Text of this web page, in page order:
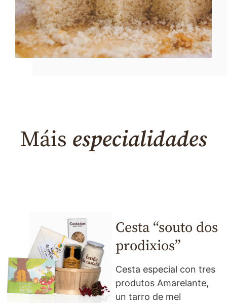
Máis especialidades
Cesta “souto dos
prodixios”
Cesta especial con tres
produtos Amarelante,
un tarro de mel